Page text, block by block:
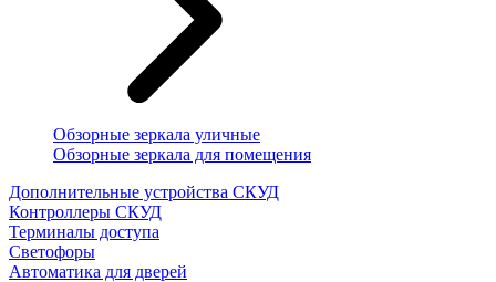
Обзорные зеркала уличные
Обзорные зеркала для помещения
Дополнительные устройства СКУД
Контроллеры СКУД
Терминалы доступа
Светофоры
Автоматика для дверей